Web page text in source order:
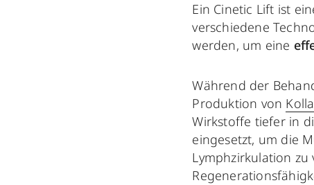
Ein Cinetic Lift ist
verschiedene
werden, um eine
Während der
Produktion von
Wirkstoffe tiefer in
eingesetzt, um die
Lymphzirkulation zu